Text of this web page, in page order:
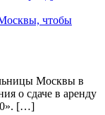
чтобы
Москвы в
о сдаче в аренду
[…]